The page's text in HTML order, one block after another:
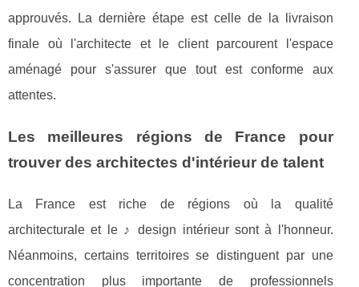
approuvés. La dernière étape est celle de la livraison
finale où l'architecte et le client parcourent l'espace
aménagé pour s'assurer que tout est conforme aux
attentes.
Les meilleures régions de France pour
trouver des architectes d'intérieur de talent
La France est riche de régions où la qualité
architecturale et le ♪ design intérieur sont à l'honneur.
Néanmoins, certains territoires se distinguent par une
concentration plus importante de professionnels